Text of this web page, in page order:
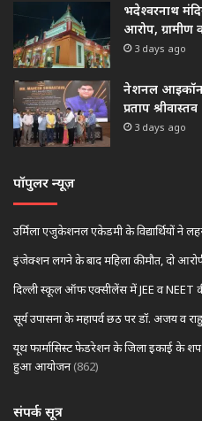
भदेश्वरनाथ
आरोप,
3 days ago
नेशनल आइकॉन
प्रताप श्रीवास्तव
3 days ago
पॉपुलर न्यूज़
उर्मिला एजुकेशनल एकेडमी के विद्यार्थियों ने
इंजेक्शन लगने के बाद महिला की मौत, दो
दिल्ली स्कूल ऑफ एक्सीलेंस में JEE व NEET
सूर्य उपासना के महापर्व छठ पर डॉ. अजय व
यूथ फार्मासिस्ट फेडरेशन के जिला इकाई के
हुआ आयोजन (862)
संपर्क सूत्र